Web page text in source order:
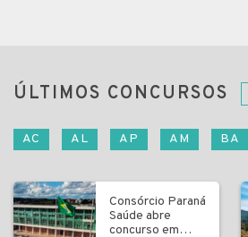
ÚLTIMOS CONCURSOS
AC AL AP AM BA
Consórcio Paraná
Saúde abre
concurso em